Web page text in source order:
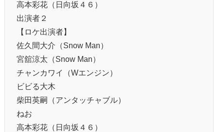
高本彩花（日向坂４６）
出演者２
【ロケ出演者】
佐久間大介（Snow Man）
宮舘涼太（Snow Man）
チャンカワイ（Wエンジン）
ビビる大木
柴田英嗣（アンタッチャブル）
ねお
高本彩花（日向坂４６）